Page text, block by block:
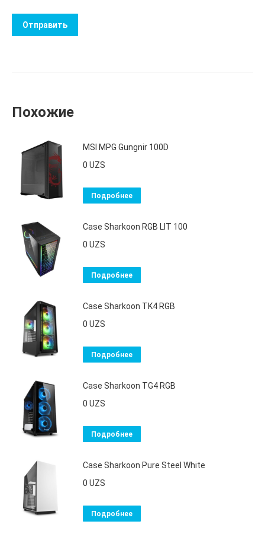
Похожие
MSI MPG Gungnir 100D
0 UZS
Подробнее
Case Sharkoon RGB LIT 100
0 UZS
Подробнее
Case Sharkoon TK4 RGB
0 UZS
Подробнее
Case Sharkoon TG4 RGB
0 UZS
Подробнее
Case Sharkoon Pure Steel White
0 UZS
Подробнее